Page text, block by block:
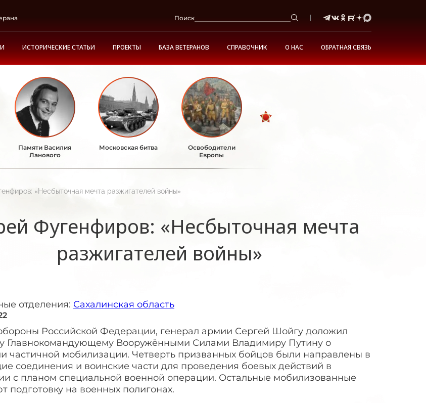
Поиск
ИСТОРИЧЕСКИЕ СТАТЬИ ПРОЕКТЫ БАЗА ВЕТЕРАНОВ СПРАВОЧНИК О НАС ОБРАТНАЯ СВЯЗЬ
Памяти Василия
Ланового
Московская битва
Освободители
Европы
«Несбыточная мечта разжигателей войны»
Фугенфиров: «Несбыточная мечта
разжигателей войны»
отделения: Сахалинская область
Российской Федерации, генерал армии Сергей Шойгу доложил
Главнокомандующему Вооружёнными Силами Владимиру Путину о
частичной мобилизации. Четверть призванных бойцов были направлены в
соединения и воинские части для проведения боевых действий в
с планом специальной военной операции. Остальные мобилизованные
подготовку на военных полигонах.